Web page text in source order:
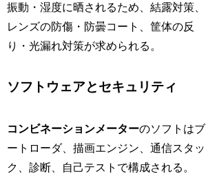
振動・湿度に晒されるため、結露対策、
レンズの防傷・防曇コート、筐体の反
り・光漏れ対策が求められる。
ソフトウェアとセキュリティ
コンビネーションメーターのソフトはブ
ートローダ、描画エンジン、通信スタッ
ク、診断、自己テストで構成される。